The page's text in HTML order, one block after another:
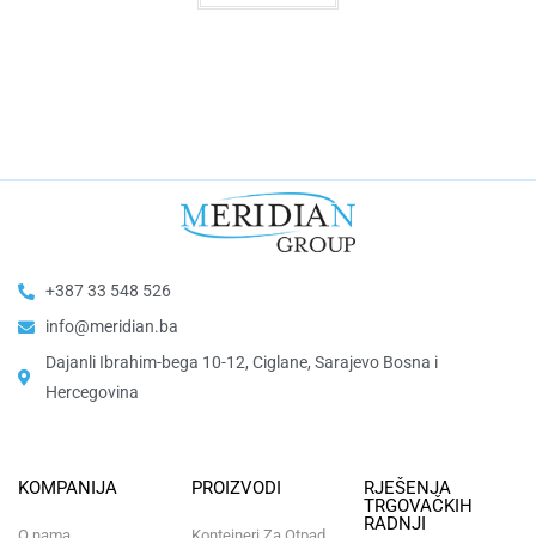
+387 33 548 526
info@meridian.ba
Dajanli Ibrahim-bega 10-12, Ciglane, Sarajevo Bosna i
Hercegovina​
KOMPANIJA PROIZVODI
RJEŠENJA
TRGOVAČKIH
RADNJI